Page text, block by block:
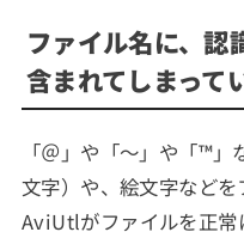
ファイル名に、認
含まれてしまって
「＠」や「〜」や「™
文字）や、絵文字などを
AviUtlがファイルを正常